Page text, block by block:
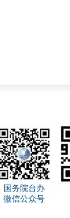
国务院台办
微信公众号